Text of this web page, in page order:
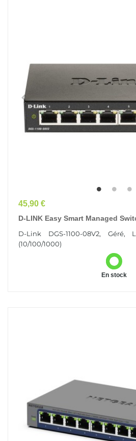
Prix
45,90 €
D-LINK Easy Smart Managed
D-Link DGS-1100-08V2,
(10/100/1000)
En stock